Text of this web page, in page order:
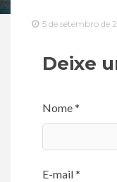
5 de setembro de
Deixe
Nome *
E-mail *